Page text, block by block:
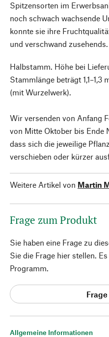
Allgemeine Informationen
Spitzensorten im
noch schwach wachsende
konnte sie ihre
und verschwand zusehends.
Halbstamm. Höhe bei
Stammlänge beträgt 1,1–1,3
(mit Wurzelwerk).
Wir versenden von Anfang
von Mitte Oktober bis Ende
dass sich die jeweilige
verschieben oder kürzer
Weitere Artikel von Martin
Frage zum Produkt
Sie haben eine Frage zu
Sie die Frage hier stellen.
Programm.